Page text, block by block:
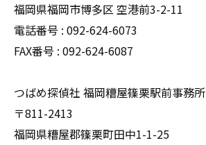
福岡県福岡市博多区 空港前3-2-11
電話番号 : 092-624-6073
FAX番号 : 092-624-6087
つばめ探偵社 福岡糟屋篠栗駅前事務所
〒811-2413
福岡県糟屋郡篠栗町田中1-1-25